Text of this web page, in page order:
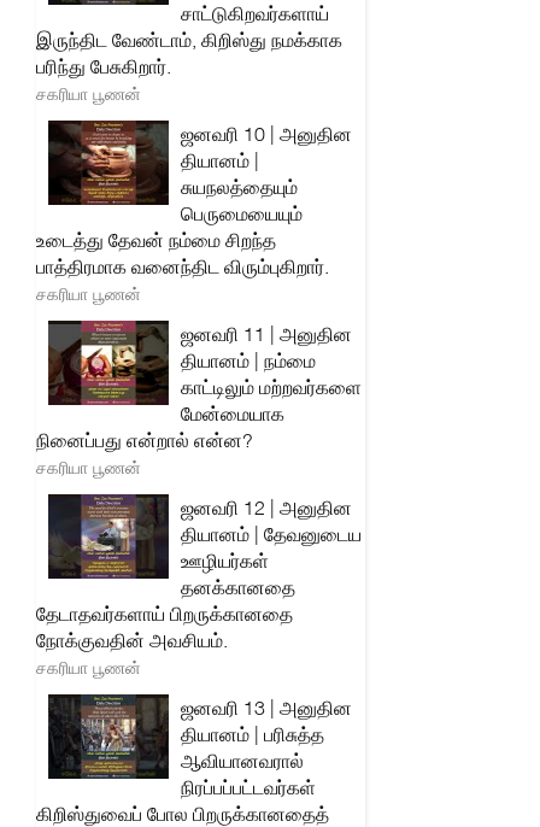
சாட்டுகிறவர்களாய்
இருந்திட வேண்டாம், கிறிஸ்து நமக்காக
பரிந்து பேசுகிறார்.
சகரியா பூணன்
ஜனவரி 10 | அனுதின
தியானம் |
சுயநலத்தையும்
பெருமையையும்
உடைத்து தேவன் நம்மை சிறந்த
பாத்திரமாக வனைந்திட விரும்புகிறார்.
சகரியா பூணன்
ஜனவரி 11 | அனுதின
தியானம் | நம்மை
காட்டிலும் மற்றவர்களை
மேன்மையாக
நினைப்பது என்றால் என்ன?
சகரியா பூணன்
ஜனவரி 12 | அனுதின
தியானம் | தேவனுடைய
ஊழியர்கள்
தனக்கானதை
தேடாதவர்களாய் பிறருக்கானதை
நோக்குவதின் அவசியம்.
சகரியா பூணன்
ஜனவரி 13 | அனுதின
தியானம் | பரிசுத்த
ஆவியானவரால்
நிரப்பப்பட்டவர்கள்
கிறிஸ்துவைப் போல பிறருக்கானதைத்